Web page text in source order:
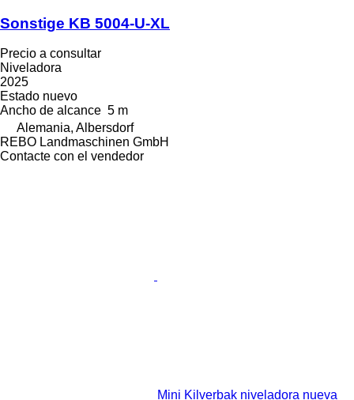
Sonstige KB 5004-U-XL
Precio a consultar
Niveladora
2025
Estado nuevo
Ancho de alcance 5 m
Alemania, Albersdorf
REBO Landmaschinen GmbH
Contacte con el vendedor
Mini Kilverbak niveladora nueva